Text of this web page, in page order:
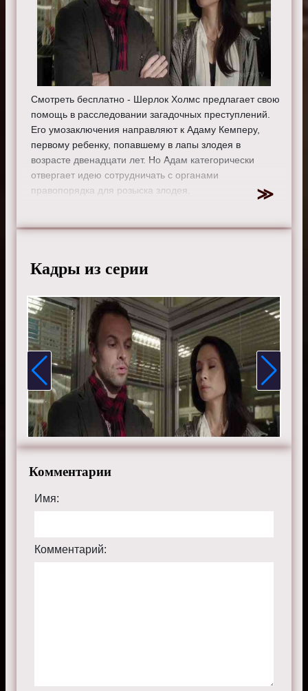
Смотреть бесплатно - Шерлок Холмс предлагает свою
помощь в расследовании загадочных преступлений.
Его умозаключения направляют к Адаму Кемперу,
первому ребенку, попавшему в лапы злодея в
возрасте двенадцати лет. Но Адам категорически
отвергает идею сотрудничать с органами
правопорядка для розыска злодея.
Актеры:Джонни Ли Миллер, Люси Лью, Эйдан Куинн и
Смотрите онлайн 1 сезон 3 серию «
планшете, пк или телевизоре на сайте elementarytv.ru.
Кадры из серии
Комментарии
Имя:
Комментарий: